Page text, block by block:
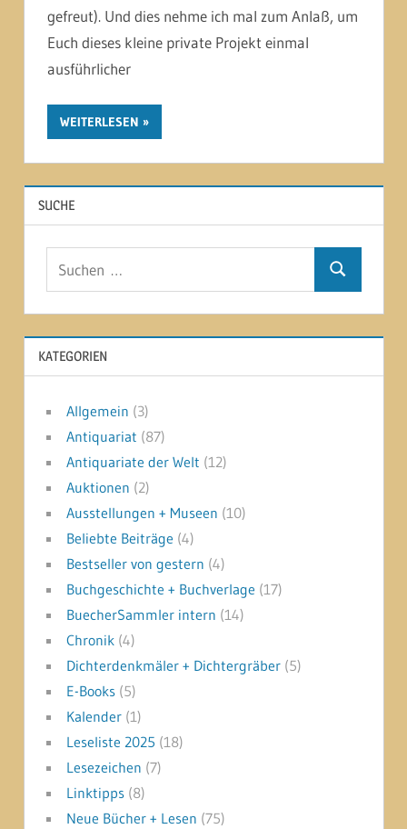
gefreut). Und dies nehme ich mal zum Anlaß, um
Euch dieses kleine private Projekt einmal
ausführlicher
WEITERLESEN
SUCHE
Suchen
KATEGORIEN
Allgemein (3)
Antiquariat (87)
Antiquariate der Welt (12)
Auktionen (2)
Ausstellungen + Museen (10)
Beliebte Beiträge (4)
Bestseller von gestern (4)
Buchgeschichte + Buchverlage (17)
BuecherSammler intern (14)
Chronik(4)
Dichterdenkmäler + Dichtergräber(5)
E-Books(5)
Kalender(1)
Leseliste 2025 (18)
Lesezeichen (7)
Linktipps(8)
Neue Bücher + Lesen (75)